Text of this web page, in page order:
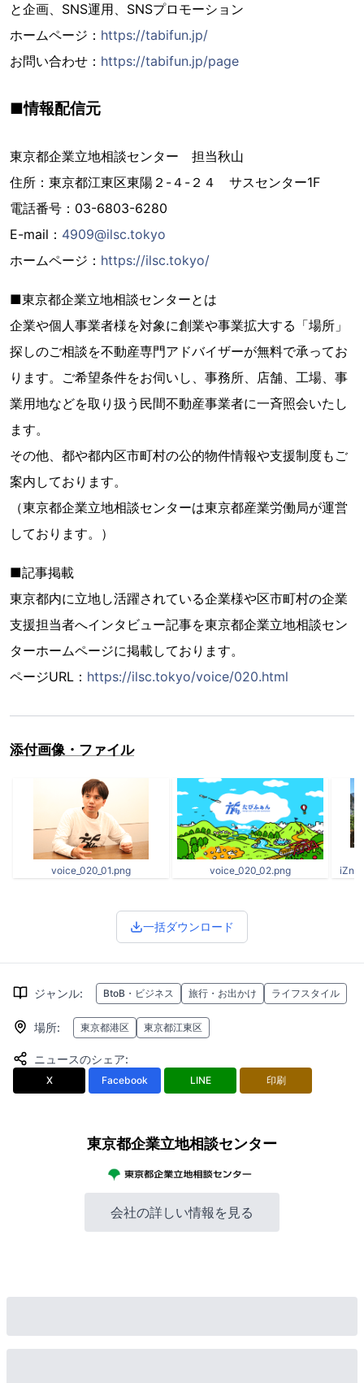
と企画、SNS運用、SNSプロモーション
ホームページ： https://tabifun.jp/
お問い合わせ： https://tabifun.jp/page
■情報配信元
東京都企業立地相談センター 担当秋山
住所：東京都江東区東陽２-４-２４ サスセンター1F
電話番号：03-6803-6280
E-mail： 4909@ilsc.tokyo
ホームページ： https://ilsc.tokyo/
■東京都企業立地相談センターとは
企業や個人事業者様を対象に創業や事業拡大する「場所」
探しのご相談を不動産専門アドバイザーが無料で承ってお
ります。ご希望条件をお伺いし、事務所、店舗、工場、事
業用地などを取り扱う民間不動産事業者に一斉照会いたし
ます。
その他、都や都内区市町村の公的物件情報や支援制度もご
案内しております。
（東京都企業立地相談センターは東京都産業労働局が運営
しております。）
■記事掲載
東京都内に立地し活躍されている企業様や区市町村の企業
支援担当者へインタビュー記事を東京都企業立地相談セン
ターホームページに掲載しております。
ページURL： https://ilsc.tokyo/voice/020.html
添付画像・ファイル
voice_020_01.png voice_020_02.png
一括ダウンロード
ジャンル: BtoB・ビジネス 旅行・お出かけ ライフスタイル
場所: 東京都港区 東京都江東区
ニュースのシェア:
X Facebook LINE 印刷
東京都企業立地相談センター
会社の詳しい情報を見る